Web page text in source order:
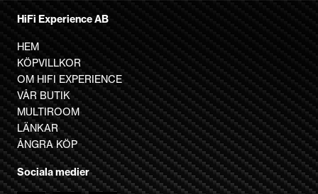
varianter.
De
olika
alternativen
kan
väljas
på
produktsidan
HiFi Experience AB
HEM
KÖPVILLKOR
OM HIFI EXPERIENCE
VÅR BUTIK
MULTIROOM
LÄNKAR
ÅNGRA KÖP
Sociala medier